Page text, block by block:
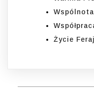
Wspólnota
Życie